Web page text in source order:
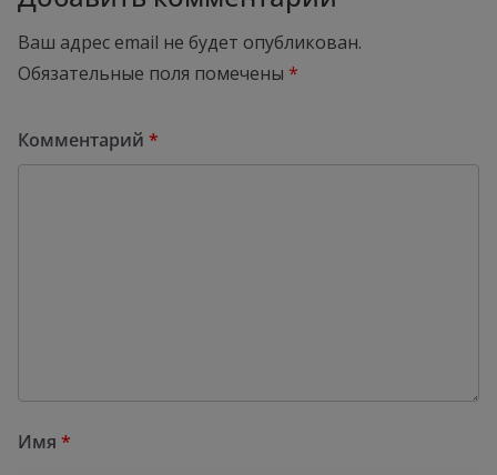
Ваш адрес email не будет опубликован.
Обязательные поля помечены *
Комментарий *
Имя *